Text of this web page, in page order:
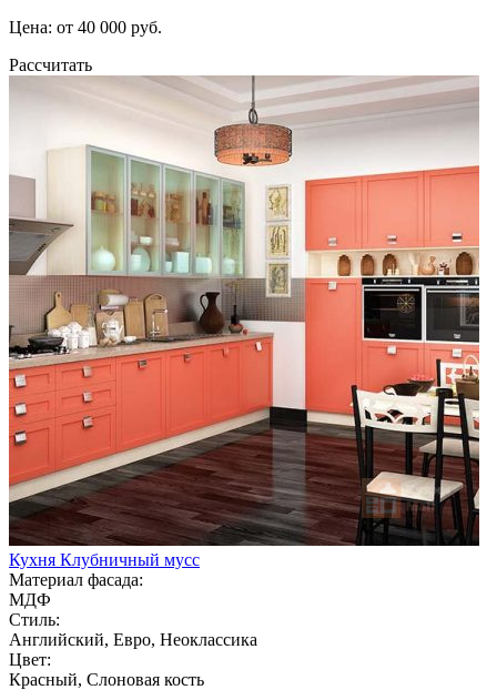
Цена: от 40 000 руб.
Рассчитать
Кухня Клубничный мусс
Материал фасада:
МДФ
Стиль:
Английский, Евро, Неоклассика
Цвет:
Красный, Слоновая кость